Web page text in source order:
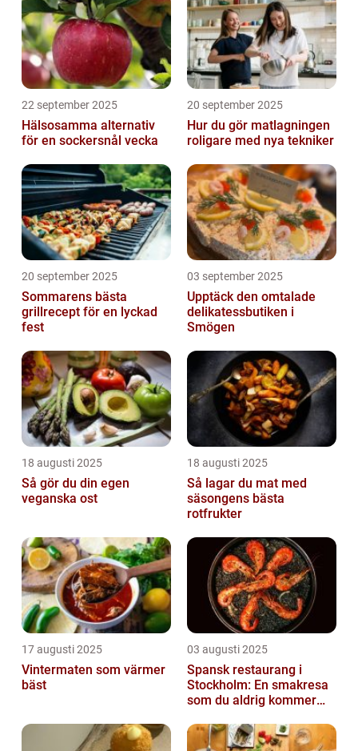
22 september 2025
Hälsosamma alternativ
för en sockersnål vecka
20 september 2025
Hur du gör matlagningen
roligare med nya tekniker
20 september 2025
Sommarens bästa
grillrecept för en lyckad
fest
03 september 2025
Upptäck den omtalade
delikatessbutiken i
Smögen
18 augusti 2025
Så gör du din egen
veganska ost
18 augusti 2025
Så lagar du mat med
säsongens bästa
rotfrukter
17 augusti 2025
Vintermaten som värmer
bäst
03 augusti 2025
Spansk restaurang i
Stockholm: En smakresa
som du aldrig kommer